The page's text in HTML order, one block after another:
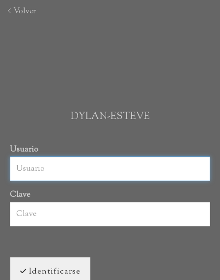
Volver
DYLAN-ESTEVE
Usuario
Clave
Identificarse